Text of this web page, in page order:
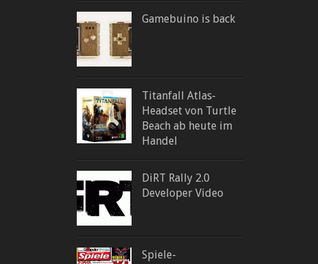
Gamebuino is back
Titanfall Atlas-
Headset von Turtle
Beach ab heute im
Handel
DiRT Rally 2.0
Developer Video
Spiele-